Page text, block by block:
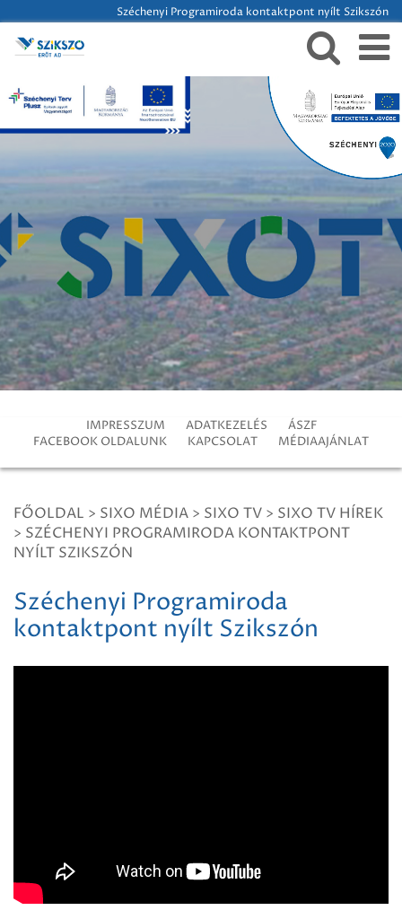
Széchenyi Programiroda kontaktpont nyílt Szikszón
IMPRESSZUM ADATKEZELÉS
ÁSZF
FACEBOOK OLDALUNK
KAPCSOLAT MÉDIAAJÁNLAT
FŐOLDAL > SIXO MÉDIA > SIXO TV > SIXO TV HÍREK
> SZÉCHENYI PROGRAMIRODA KONTAKTPONT
NYÍLT SZIKSZÓN
Széchenyi Programiroda
kontaktpont nyílt Szikszón